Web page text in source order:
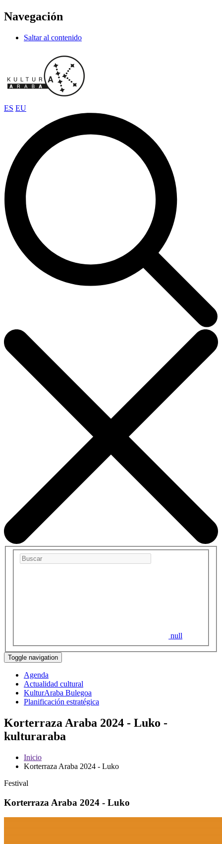
Navegación
Saltar al contenido
ES EU
null
Toggle navigation
Agenda
Actualidad cultural
KulturAraba Bulegoa
Planificación estratégica
Korterraza Araba 2024 - Luko -
kulturaraba
Inicio
Korterraza Araba 2024 - Luko
Festival
Korterraza Araba 2024 - Luko